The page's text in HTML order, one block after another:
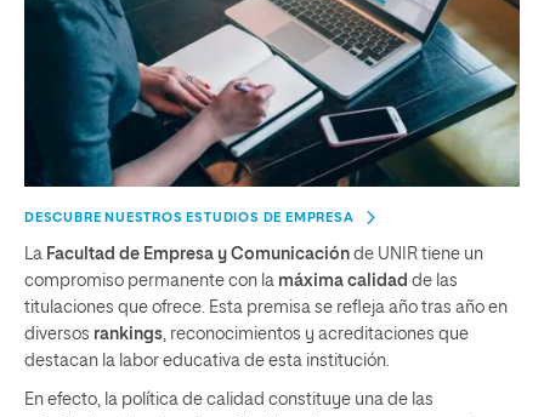
DESCUBRE NUESTROS ESTUDIOS DE EMPRESA
La Facultad de Empresa y Comunicación de UNIR tiene un
compromiso permanente con la máxima calidad de las
titulaciones que ofrece. Esta premisa se refleja año tras año en
diversos rankings, reconocimientos y acreditaciones que
destacan la labor educativa de esta institución.
En efecto, la política de calidad constituye una de las